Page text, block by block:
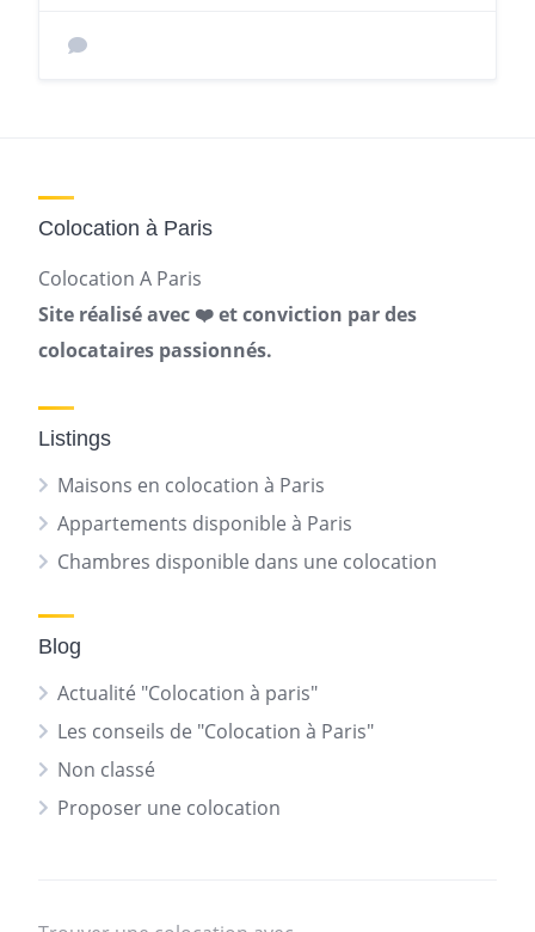
Colocation à Paris
Colocation A Paris
Site réalisé avec ❤️ et conviction par des
colocataires passionnés.
Listings
Maisons en colocation à Paris
Appartements disponible à Paris
Chambres disponible dans une colocation
Blog
Actualité "Colocation à paris"
Les conseils de "Colocation à Paris"
Non classé
Proposer une colocation